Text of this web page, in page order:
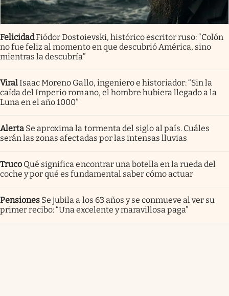
FelicidadFiódor Dostoievski, histórico escritor ruso: “Colón
no fue feliz al momento en que descubrió América, sino
mientras la descubría”
ViralIsaac Moreno Gallo, ingeniero e historiador: “Sin la
caída del Imperio romano, el hombre hubiera llegado a la
Luna en el año 1000”
Alerta Se aproxima la tormenta del siglo al país. Cuáles
serán las zonas afectadas por las intensas lluvias
Truco Qué significa encontrar una botella en la rueda del
coche y por qué es fundamental saber cómo actuar
Pensiones Se jubila a los 63 años y se conmueve al ver su
primer recibo: “Una excelente y maravillosa paga”